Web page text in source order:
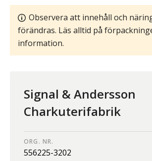
Observera att innehåll och
förändras. Läs alltid på
information.
Signal & Andersson
Charkuterifabrik
ORG. NR.
556225-3202